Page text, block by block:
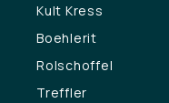
Kult Kress
Boehlerit
Rolschoffel
Treffler